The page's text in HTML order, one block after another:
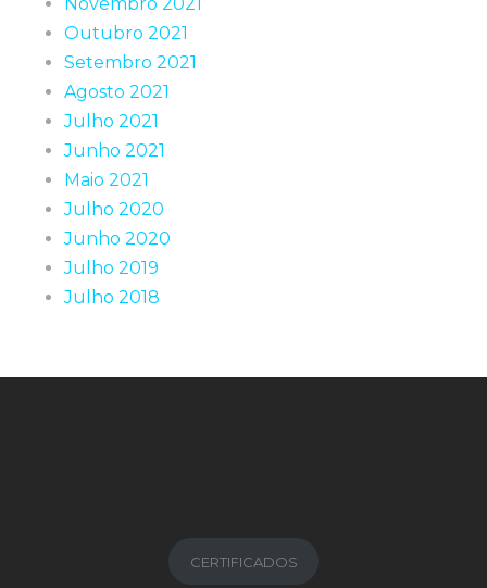
Outubro 2021
Setembro 2021
Agosto 2021
Julho 2021
Junho 2021
Maio 2021
Julho 2020
Junho 2020
Julho 2019
Julho 2018
CERTIFICADOS